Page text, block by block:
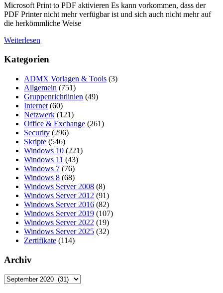
Microsoft Print to PDF aktivieren Es kann vorkommen, dass der
PDF Printer nicht mehr verfügbar ist und sich auch nicht mehr auf
die herkömmliche Weise
Weiterlesen
Kategorien
ADMX Vorlagen & Tools (3)
Allgemein (751)
Gruppenrichtlinien (49)
Internet (60)
Netzwerk (121)
Office & Exchange (261)
Security (296)
Skripte (546)
Windows 10 (221)
Windows 11 (43)
Windows 7 (76)
Windows 8 (68)
Windows Server 2008 (8)
Windows Server 2012 (91)
Windows Server 2016 (82)
Windows Server 2019 (107)
Windows Server 2022 (19)
Windows Server 2025 (32)
Zertifikate (114)
Archiv
Archiv